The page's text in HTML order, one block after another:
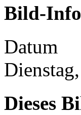
Bild-
Datum
Dieses